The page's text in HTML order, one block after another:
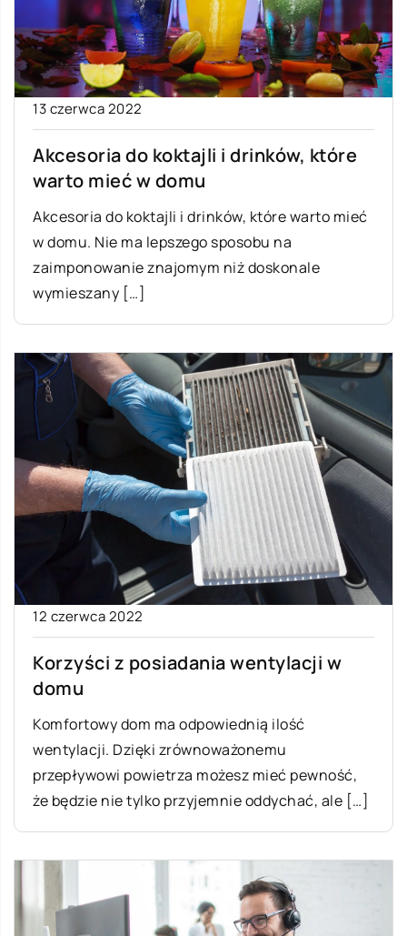
13 czerwca 2022
Akcesoria do koktajli i drinków, które
warto mieć w domu
Akcesoria do koktajli i drinków, które warto mieć
w domu. Nie ma lepszego sposobu na
zaimponowanie znajomym niż doskonale
wymieszany […]
12 czerwca 2022
Korzyści z posiadania wentylacji w
domu
Komfortowy dom ma odpowiednią ilość
wentylacji. Dzięki zrównoważonemu
przepływowi powietrza możesz mieć pewność,
że będzie nie tylko przyjemnie oddychać, ale […]